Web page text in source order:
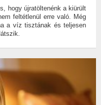
hogy újratöltenénk a kiürült
feltétlenül erre való. Még
a víz tisztának és teljesen